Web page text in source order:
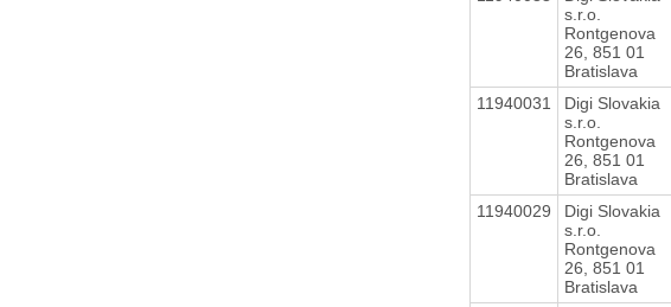
s.r.o.
Rontgenova
26, 851 01
Bratislava
11940031
Digi Slovakia
s.r.o.
Rontgenova
26, 851 01
Bratislava
11940029
Digi Slovakia
s.r.o.
Rontgenova
26, 851 01
Bratislava